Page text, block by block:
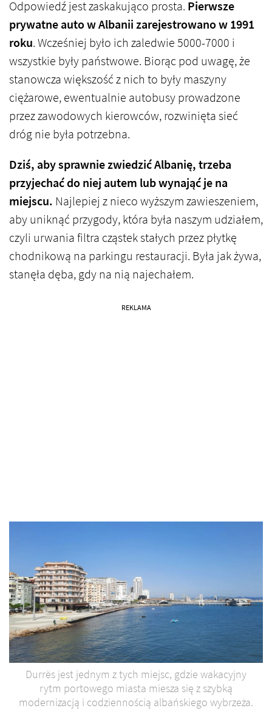
Odpowiedź jest zaskakująco prosta. Pierwsze
prywatne auto w Albanii zarejestrowano w 1991
roku. Wcześniej było ich zaledwie 5000-7000 i
wszystkie były państwowe. Biorąc pod uwagę, że
stanowcza większość z nich to były maszyny
ciężarowe, ewentualnie autobusy prowadzone
przez zawodowych kierowców, rozwinięta sieć
dróg nie była potrzebna.
Dziś, aby sprawnie zwiedzić Albanię, trzeba
przyjechać do niej autem lub wynająć je na
miejscu. Najlepiej z nieco wyższym zawieszeniem,
aby uniknąć przygody, która była naszym udziałem,
czyli urwania filtra cząstek stałych przez płytkę
chodnikową na parkingu restauracji. Była jak żywa,
stanęła dęba, gdy na nią najechałem.
REKLAMA
Durrës jest jednym z tych miejsc, gdzie wakacyjny
rytm portowego miasta miesza się z szybką
modernizacją i codziennością albańskiego wybrzeża.